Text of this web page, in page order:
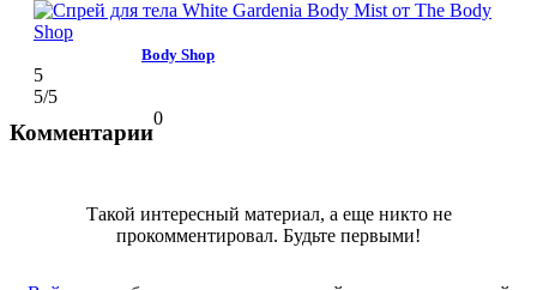
Body Shop
5
5/5
Комментарии
0
Такой интересный материал, а еще никто не
прокомментировал. Будьте первыми!